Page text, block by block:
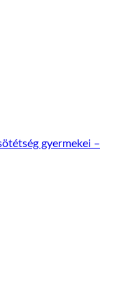
gyermekei –